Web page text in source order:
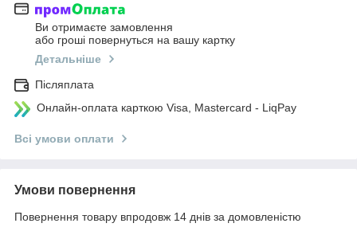
Ви отримаєте замовлення
або гроші повернуться на вашу картку
Детальніше
Післяплата
Онлайн-оплата карткою Visa, Mastercard - LiqPay
Всі умови оплати
Умови повернення
Повернення товару впродовж 14 днів за домовленістю